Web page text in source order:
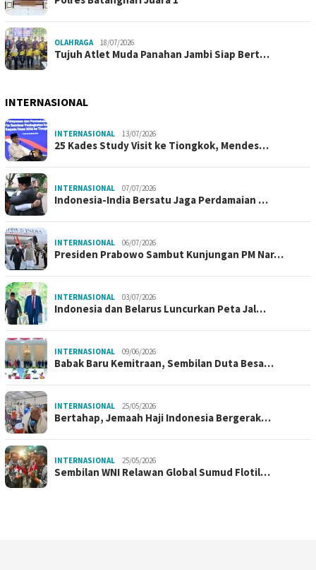
OLAHRAGA 18/07/2026
Tujuh Atlet Muda Panahan Jambi Siap Bert…
INTERNASIONAL
INTERNASIONAL 13/07/2026
25 Kades Study Visit ke Tiongkok, Mendes…
INTERNASIONAL 07/07/2026
Indonesia-India Bersatu Jaga Perdamaian …
INTERNASIONAL 06/07/2026
Presiden Prabowo Sambut Kunjungan PM Nar…
INTERNASIONAL 03/07/2026
Indonesia dan Belarus Luncurkan Peta Jal…
INTERNASIONAL 09/06/2026
Babak Baru Kemitraan, Sembilan Duta Besa…
INTERNASIONAL 25/05/2026
Bertahap, Jemaah Haji Indonesia Bergerak…
INTERNASIONAL 25/05/2026
Sembilan WNI Relawan Global Sumud Flotil…